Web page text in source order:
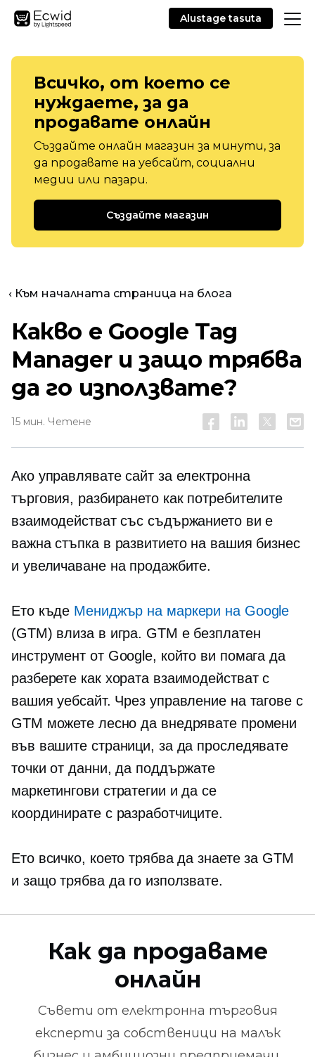
Alustage tasuta
Всичко, от което се
нуждаете, за да
продавате онлайн
Създайте онлайн магазин за минути, за
да продавате на уебсайт, социални
медии или пазари.
Създайте магазин
‹ Към началната страница на блога
Какво е Google Tag
Manager и защо трябва
да го използвате?
15 мин. Четене
Ако управлявате сайт за електронна
търговия, разбирането как потребителите
взаимодействат със съдържанието ви е
важна стъпка в развитието на вашия бизнес
и увеличаване на продажбите.
Ето къде Мениджър на маркери на Google
(GTM) влиза в игра. GTM е безплатен
инструмент от Google, който ви помага да
разберете как хората взаимодействат с
вашия уебсайт. Чрез управление на тагове с
GTM можете лесно да внедрявате промени
във вашите страници, за да проследявате
точки от данни, да поддържате
маркетингови стратегии и да се
координирате с разработчиците.
Ето всичко, което трябва да знаете за GTM
и защо трябва да го използвате.
Как да продаваме
онлайн
Съвети от електронна търговия
експерти за собственици на малък